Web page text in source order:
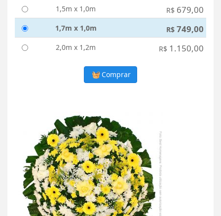
1,5m x 1,0m
R$ 679,00
1,7m x 1,0m R$ 749,00
2,0m x 1,2m R$ 1.150,00
Comprar